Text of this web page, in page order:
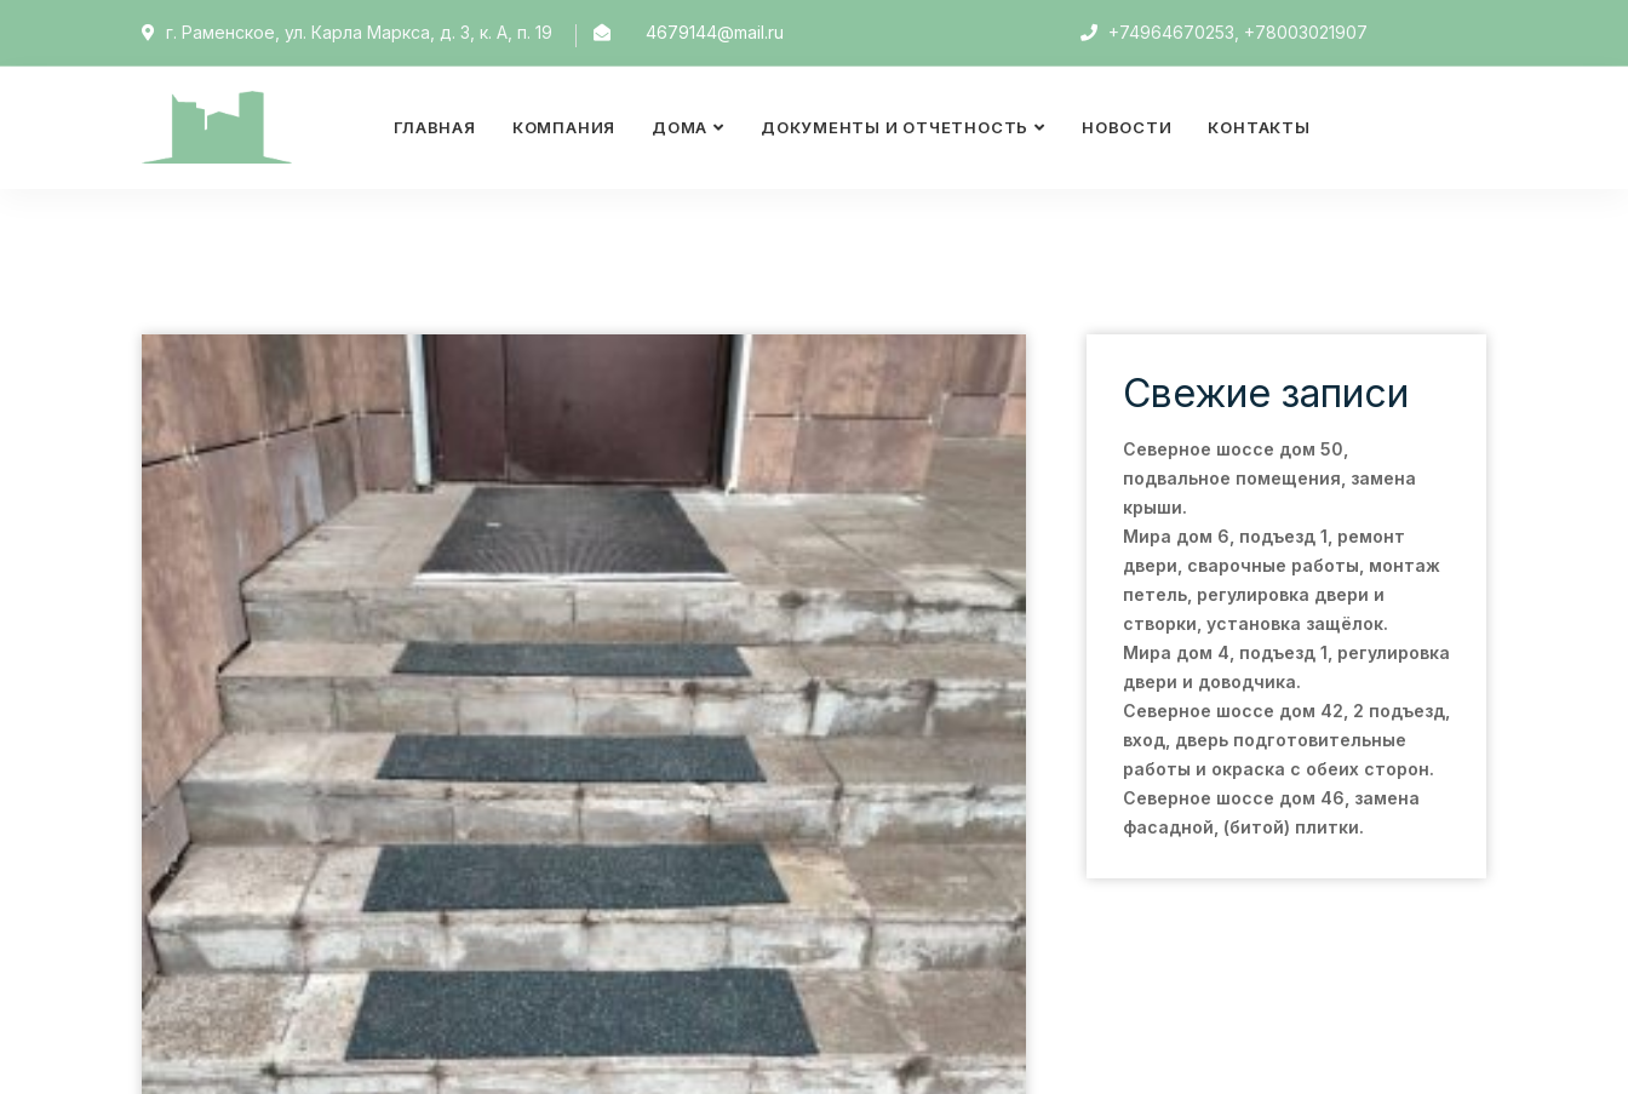
г. Раменское, ул. Карла Маркса, д. 3, к. А, п. 19 4679144@mail.ru +74964670253, +78003021907
ГЛАВНАЯ КОМПАНИЯ ДОМА ДОКУМЕНТЫ И ОТЧЕТНОСТЬ НОВОСТИ КОНТАКТЫ
Свежие записи
Северное шоссе дом 50,
подвальное помещения, замена
крыши.
Мира дом 6, подъезд 1, ремонт
двери, сварочные работы, монтаж
петель, регулировка двери и
створки, установка защёлок.
Мира дом 4, подъезд 1, регулировка
двери и доводчика.
Северное шоссе дом 42, 2 подъезд,
вход, дверь подготовительные
работы и окраска с обеих сторон.
Северное шоссе дом 46, замена
фасадной, (битой) плитки.